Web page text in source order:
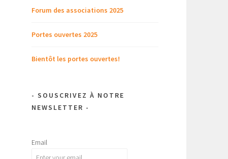
Forum des associations 2025
Portes ouvertes 2025
Bientôt les portes ouvertes!
- SOUSCRIVEZ À NOTRE
NEWSLETTER -
Email